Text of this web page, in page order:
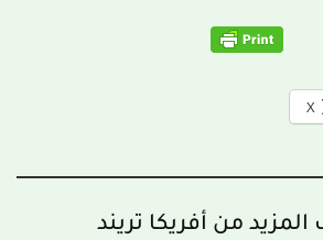
X
من أفريكا تريند